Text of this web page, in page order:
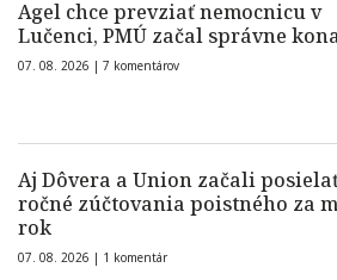
Agel chce prevziať nemocnicu v
Lučenci, PMÚ začal správne
07. 08. 2026 | 7 komentárov
Aj Dôvera a Union začali
ročné zúčtovania poistného za
rok
07. 08. 2026 | 1 komentár